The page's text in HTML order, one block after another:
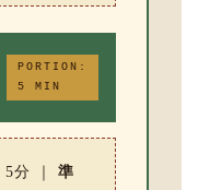
PORTION:
5 MIN
5分 ｜ 準